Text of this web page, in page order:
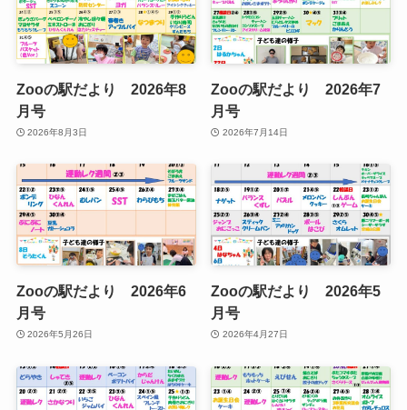
Zooの駅だより 2026年8
月号
2026年8月3日
Zooの駅だより 2026年7
月号
2026年7月14日
Zooの駅だより 2026年6
月号
2026年5月26日
Zooの駅だより 2026年5
月号
2026年4月27日